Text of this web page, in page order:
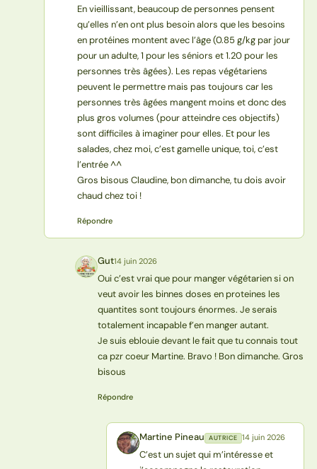
En vieillissant, beaucoup de personnes pensent
qu’elles n’en ont plus besoin alors que les besoins
en protéines montent avec l’âge (0.85 g/kg par jour
pour un adulte, 1 pour les séniors et 1.20 pour les
personnes très âgées). Les repas végétariens
peuvent le permettre mais pas toujours car les
personnes très âgées mangent moins et donc des
plus gros volumes (pour atteindre ces objectifs)
sont difficiles à imaginer pour elles. Et pour les
salades, chez moi, c’est gamelle unique, toi, c’est
l’entrée ^^
Gros bisous Claudine, bon dimanche, tu dois avoir
chaud chez toi !
Répondre
G Gut14 juin 2026
Oui c’est vrai que pour manger végétarien si on
veut avoir les binnes doses en proteines les
quantites sont toujours énormes. Je serais
totalement incapable f’en manger autant.
Je suis eblouie devant le fait que tu connais tout
ca pzr coeur Martine. Bravo ! Bon dimanche. Gros
bisous
Répondre
MP Martine Pineau AUTRICE 14 juin 2026
C’est un sujet qui m’intéresse et